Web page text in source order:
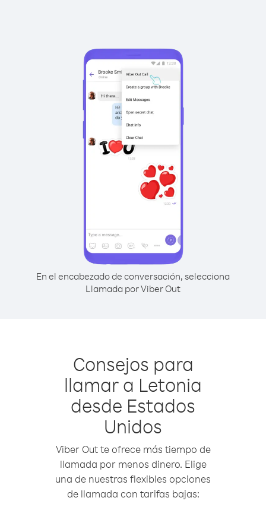
En el encabezado de conversación, selecciona
Llamada por Viber Out
Consejos para
llamar a Letonia
desde Estados
Unidos
Viber Out te ofrece más tiempo de
llamada por menos dinero. Elige
una de nuestras flexibles opciones
de llamada con tarifas bajas: